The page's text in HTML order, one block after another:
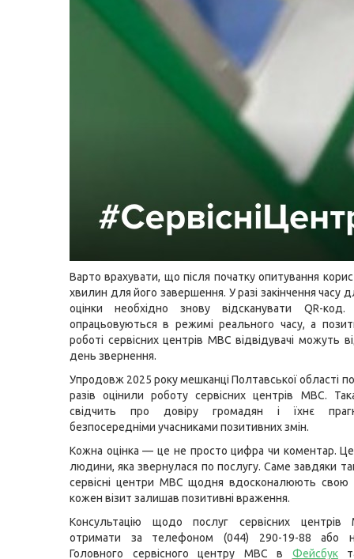
Варто врахувати, що після початку опитування
хвилин для його завершення. У разі закінчення часу
оцінки необхідно знову відсканувати QR-код.
опрацьовуються в режимі реального часу, а
роботі сервісних центрів МВС відвідувачі можуть
день звернення.
Упродовж 2025 року мешканці Полтавської області
разів оцінили роботу сервісних центрів МВС.
свідчить про довіру громадян і їхнє
безпосередніми учасниками позитивних змін.
Кожна оцінка — це не просто цифра чи коментар.
людини, яка звернулася по послугу. Саме завдяки
сервісні центри МВС щодня вдосконалюють свою
кожен візит залишав позитивні враження.
Консультацію щодо послуг сервісних
отримати за телефоном (044) 290-19-88 або
Головного сервісного центру МВС в Фейсбук